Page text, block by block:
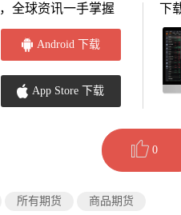
全球资讯一手掌握
Android 下载
App Store 下载
下
0
所有期货 商品期货